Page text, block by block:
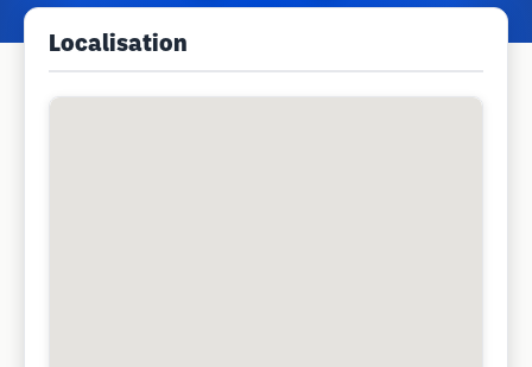
Localisation